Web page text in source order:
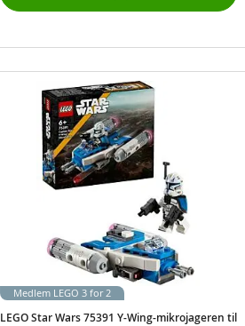
LEGO Star Wars 75391 Y-Wing-mikrojageren til
Medlem LEGO 3 for 2